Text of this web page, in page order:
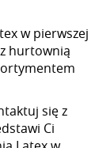
w pierwszej
hurtownią
się z
Ci